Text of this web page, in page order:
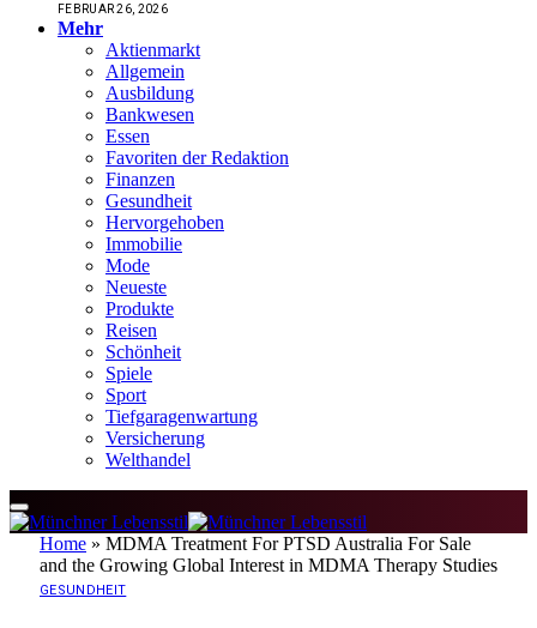
FEBRUAR 26, 2026
Mehr
Aktienmarkt
Allgemein
Ausbildung
Bankwesen
Essen
Favoriten der Redaktion
Finanzen
Gesundheit
Hervorgehoben
Immobilie
Mode
Neueste
Produkte
Reisen
Schönheit
Spiele
Sport
Tiefgaragenwartung
Versicherung
Welthandel
Home » MDMA Treatment For PTSD Australia For Sale
and the Growing Global Interest in MDMA Therapy Studies
GESUNDHEIT